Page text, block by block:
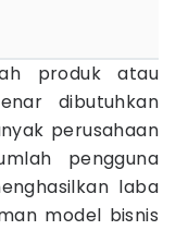
produk atau
dibutuhkan
perusahaan
pengguna
laba
model bisnis